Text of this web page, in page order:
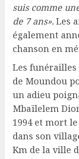
suis comme
de 7 ans». Les
également
chanson en
Les funérailles
de Moundou
un adieu
Mbaïlelem
1994 et mort
dans son
Km de la ville